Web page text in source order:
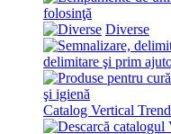
folosinţă
Diverse
delimitare şi prim
şi igienă
Catalog Vertical Trend